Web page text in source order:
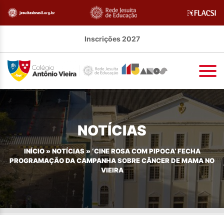
Inscrições 2027
NOTÍCIAS
INÍCIO» NOTÍCIAS» ‘CINE ROSA COM PIPOCA’ FECHA
PROGRAMAÇÃO DA CAMPANHA SOBRE CÂNCER DE MAMA NO
VIEIRA